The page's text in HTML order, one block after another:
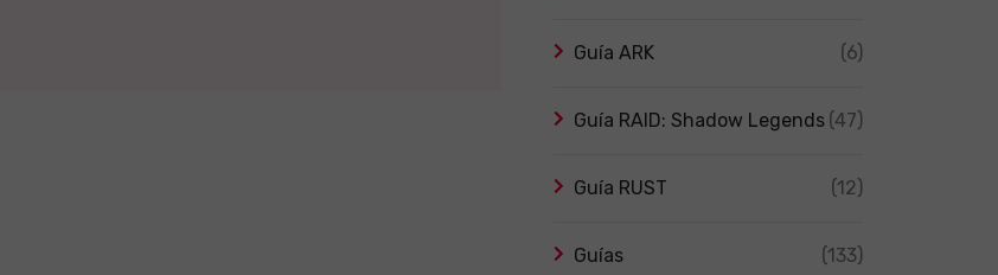
Guía ARK (6)
Guía RAID: Shadow Legends (47)
Guía RUST (12)
Guías (133)